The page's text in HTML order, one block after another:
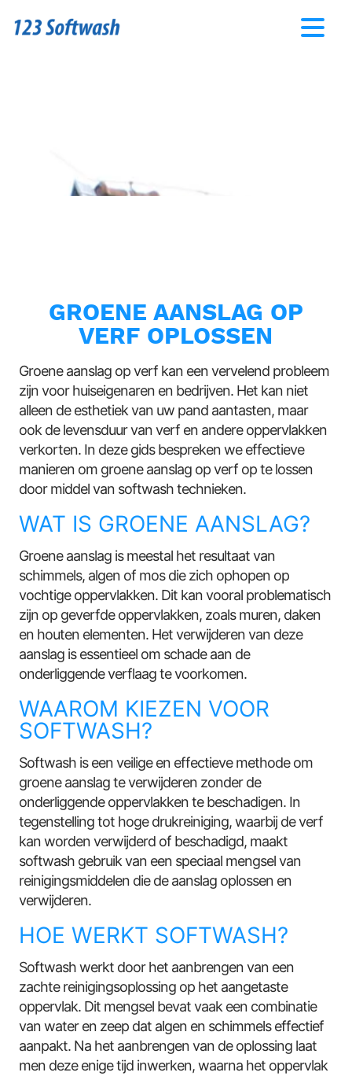
GROENE AANSLAG OP
VERF OPLOSSEN
Groene aanslag op verf kan een vervelend probleem
zijn voor huiseigenaren en bedrijven. Het kan niet
alleen de esthetiek van uw pand aantasten, maar
ook de levensduur van verf en andere oppervlakken
verkorten. In deze gids bespreken we effectieve
manieren om groene aanslag op verf op te lossen
door middel van softwash technieken.
WAT IS GROENE AANSLAG?
Groene aanslag is meestal het resultaat van
schimmels, algen of mos die zich ophopen op
vochtige oppervlakken. Dit kan vooral problematisch
zijn op geverfde oppervlakken, zoals muren, daken
en houten elementen. Het verwijderen van deze
aanslag is essentieel om schade aan de
onderliggende verflaag te voorkomen.
WAAROM KIEZEN VOOR
SOFTWASH?
Softwash is een veilige en effectieve methode om
groene aanslag te verwijderen zonder de
onderliggende oppervlakken te beschadigen. In
tegenstelling tot hoge drukreiniging, waarbij de verf
kan worden verwijderd of beschadigd, maakt
softwash gebruik van een speciaal mengsel van
reinigingsmiddelen die de aanslag oplossen en
verwijderen.
HOE WERKT SOFTWASH?
Softwash werkt door het aanbrengen van een
zachte reinigingsoplossing op het aangetaste
oppervlak. Dit mengsel bevat vaak een combinatie
van water en zeep dat algen en schimmels effectief
aanpakt. Na het aanbrengen van de oplossing laat
men deze enige tijd inwerken, waarna het oppervlak